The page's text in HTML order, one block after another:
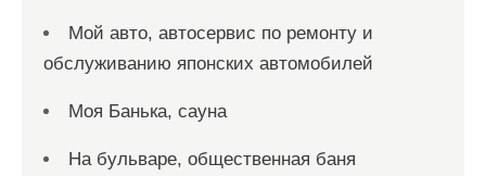
Мой авто, автосервис по ремонту и
обслуживанию японских автомобилей
Моя Банька, сауна
На бульваре, общественная баня